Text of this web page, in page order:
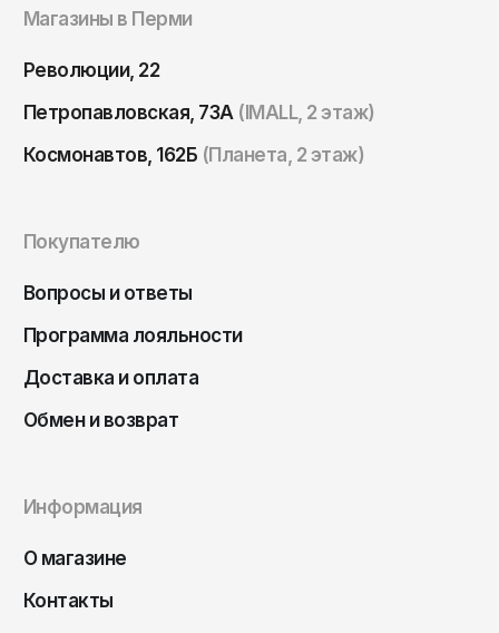
Магазины в Перми
Революции, 22
Петропавловская, 73А (IMALL, 2 этаж)
Космонавтов, 162Б (Планета, 2 этаж)
Покупателю
Вопросы и ответы
Программа лояльности
Доставка и оплата
Обмен и возврат
Информация
О магазине
Контакты